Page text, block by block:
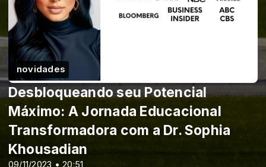
novidades
09/11/2023 • 20:51
Desbloqueando seu Potencial
Máximo: A Jornada Educacional
Transformadora com a Dr. Sophia
Khousadian